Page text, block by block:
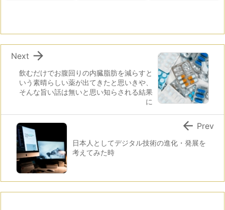
飲むだけでお腹回りの内臓脂肪を減らすと
いう素晴らしい薬が出てきたと思いきや、
そんな旨い話は無いと思い知らされる結果
に

Next
日本人としてデジタル技術の進化・発展を
考えてみた時
 Prev